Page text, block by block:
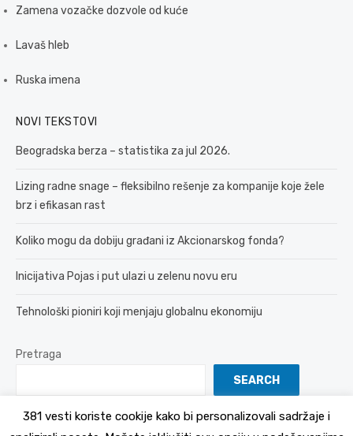
Zamena vozačke dozvole od kuće
Lavaš hleb
Ruska imena
NOVI TEKSTOVI
Beogradska berza – statistika za jul 2026.
Lizing radne snage – fleksibilno rešenje za kompanije koje žele
brz i efikasan rast
Koliko mogu da dobiju građani iz Akcionarskog fonda?
Inicijativa Pojas i put ulazi u zelenu novu eru
Tehnološki pioniri koji menjaju globalnu ekonomiju
Pretraga
SEARCH
381 vesti koriste cookije kako bi personalizovali sadržaje i